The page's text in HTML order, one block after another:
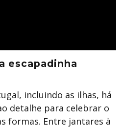
escapadinha
incluindo as ilhas, há
detalhe para celebrar o
formas. Entre jantares à